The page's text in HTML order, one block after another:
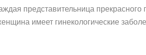
представительница прекрасного
имеет гинекологические